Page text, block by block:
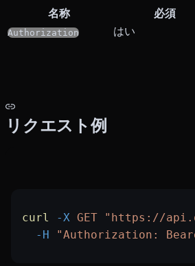
名称 必須
Authorization はい
リクエスト例
curl -X GET "https://
  -H
"Authorization: